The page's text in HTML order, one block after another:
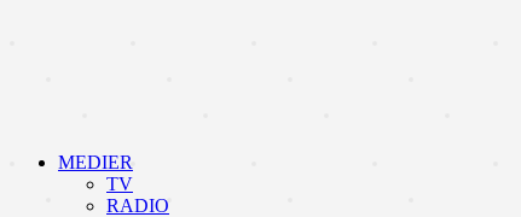
MEDIER
TV
RADIO